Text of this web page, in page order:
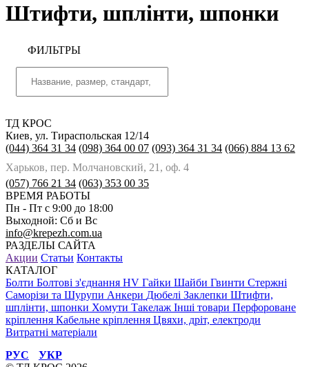
Штифти, шплінти, шпонки
ФИЛЬТРЫ
ТД КРОС
Киев, ул. Тираспольская 12/14
(044) 364 31 34 (098) 364 00 07 (093) 364 31 34 (066) 884 13 62
Харьков, пер. Молчановский, 21, оф. 4
(057) 766 21 34 (063) 353 00 35
ВРЕМЯ РАБОТЫ
Пн - Пт с 9:00 до 18:00
Выходной: Сб и Вс
info@krepezh.com.ua
РАЗДЕЛЫ САЙТА
Акции Статьи Контакты
КАТАЛОГ
Болти Болтові з'єднання HV Гайки Шайби Гвинти Стержні
Саморізи та Шурупи Анкери Дюбелі Заклепки Штифти,
шплінти, шпонки Хомути Такелаж Інші товари Перфороване
кріплення Кабельне кріплення Цвяхи, дріт, електроди
Витратні матеріали
РУС
УКР